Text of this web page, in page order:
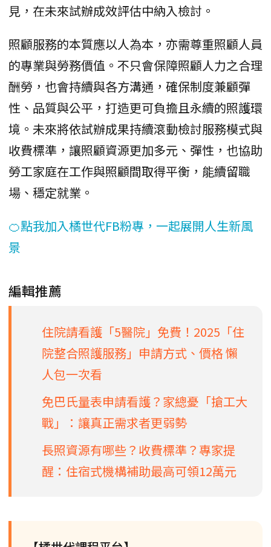
見，在未來試辦成效評估中納入檢討。
照顧服務的本質應以人為本，亦需尊重照顧人員
的專業與勞務價值。不只會保障照顧人力之合理
酬勞，也會持續與各方溝通，確保制度兼顧彈
性、品質與公平，打造更可負擔且永續的照護環
境。未來將依試辦成果持續滾動檢討服務模式與
收費標準，讓照顧資源更加多元、彈性，也協助
勞工家庭在工作與照顧間取得平衡，能續留職
場、穩定就業。
🍊點我加入橘世代FB粉專，一起展開人生新風
景
編輯推薦
住院請看護「5醫院」免費！2025「住
院整合照護服務」申請方式、價格 懶
人包一次看
免巴氏量表申請看護？家總憂「搶工大
戰」：讓真正需求者更弱勢
長照資源有哪些？收費標準？專家提
醒：住宿式機構補助最高可領12萬元